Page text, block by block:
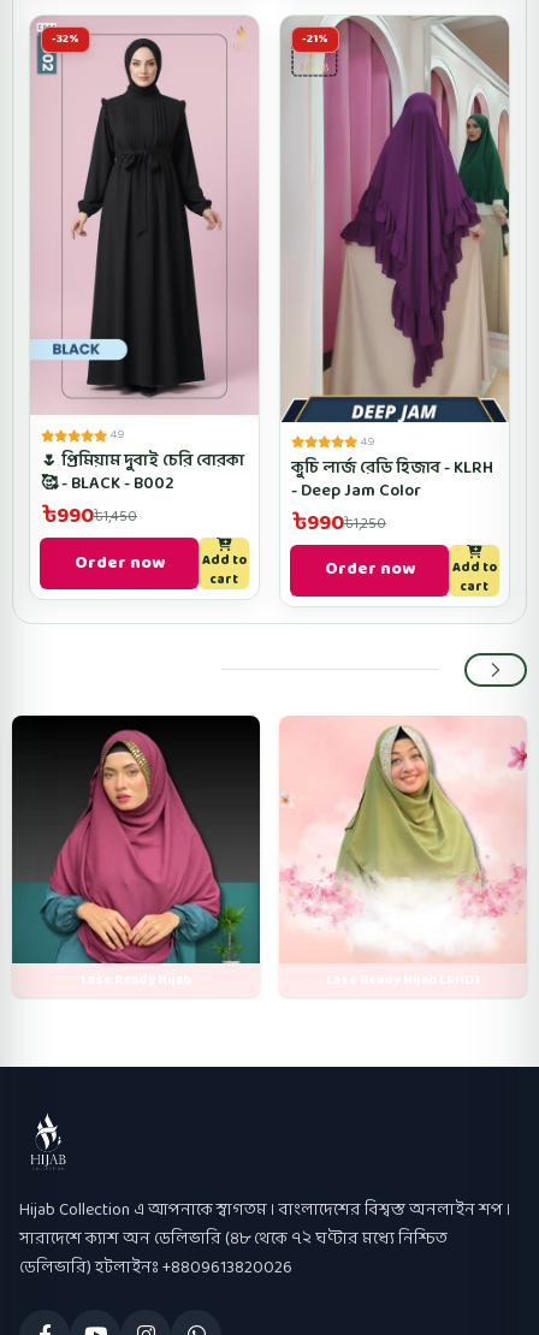
-32%
4.9
🌷 প্রিমিয়াম দুবাই চেরি বোরকা
🥰 - BLACK - B002
৳990৳1,450
Order now
Add to
cart
-21%
4.9
কুচি লার্জ রেডি হিজাব - KLRH
- Deep Jam Color
৳990৳1,250
Order now
Add to
cart
Hijab Collection
Hijab Collection এ আপনাকে স্বাগতম । বাংলাদেশের বিশ্বস্ত অনলাইন শপ ।
সারাদেশে ক্যাশ অন ডেলিভারি (৪৮ থেকে ৭২ ঘণ্টার মধ্যে নিশ্চিত
ডেলিভারি) হটলাইনঃ +8809613820026